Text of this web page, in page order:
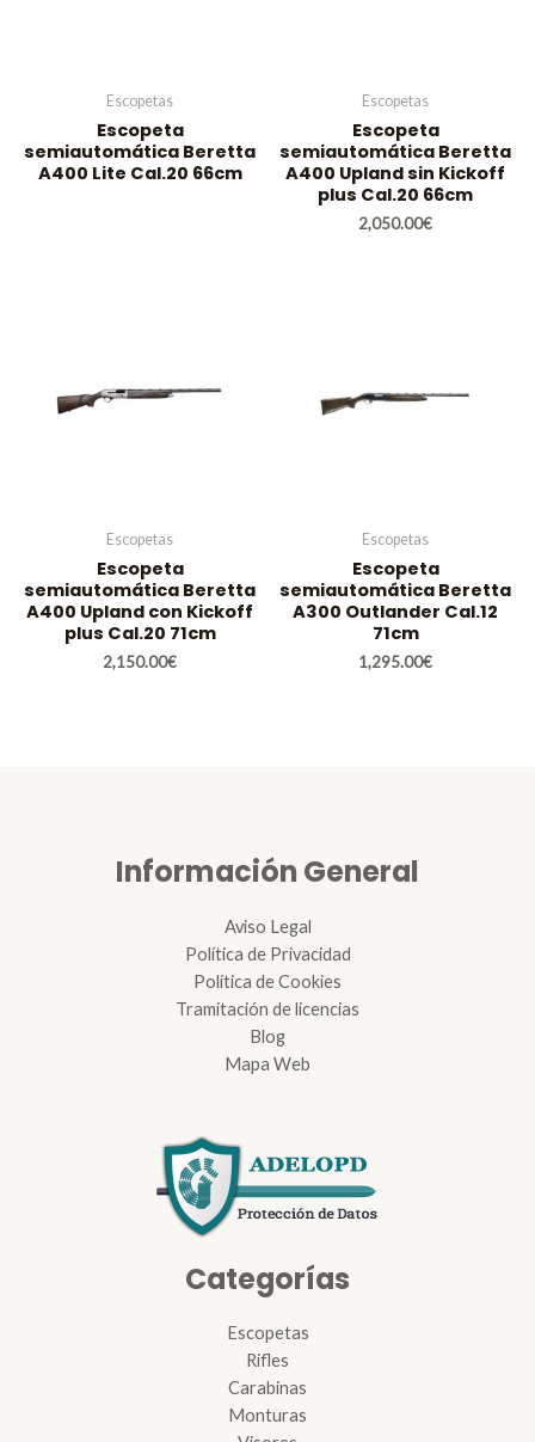
Escopetas
Escopeta
semiautomática Beretta
A400 Lite Cal.20 66cm
Escopetas
Escopeta
semiautomática Beretta
A400 Upland sin Kickoff
plus Cal.20 66cm
2,050.00€
Escopetas
Escopeta
semiautomática Beretta
A400 Upland con Kickoff
plus Cal.20 71cm
2,150.00€
Escopetas
Escopeta
semiautomática Beretta
A300 Outlander Cal.12
71cm
1,295.00€
Información General
Aviso Legal
Política de Privacidad
Política de Cookies
Tramitación de licencias
Blog
Mapa Web
Categorías
Escopetas
Rifles
Carabinas
Monturas